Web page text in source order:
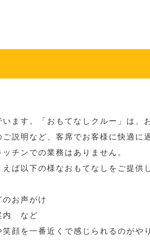
ます。「おもてなしクルー」は、
説明など、客席でお客様に快適に
チンでの業務はありません。
ば以下の様なおもてなしをご提供
お声がけ
内 など
顔を一番近くで感じられるのがや